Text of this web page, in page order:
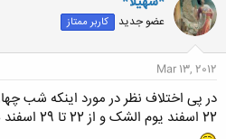
ش
ه
ا
عضو جدید کاربر ممتاز
Mar 13, 2012
22 اسفند یوم الشک و از 22 تا 29 اسفند هفته ی وحشت اعلام شد